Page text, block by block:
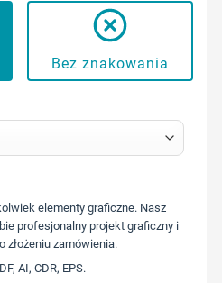
Bez znakowania
573 568
elementy graficzne. Nasz
profesjonalny projekt graficzny i
złożeniu zamówienia.
AI, CDR, EPS.